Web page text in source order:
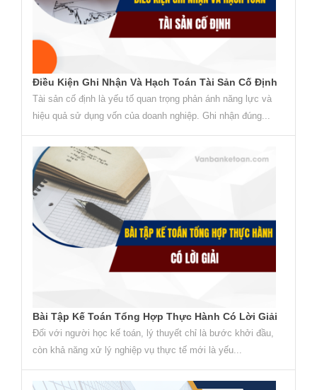
Điều Kiện Ghi Nhận Và Hạch Toán Tài Sản Cố Định
Tài sản cố định là yếu tố quan trọng phản ánh năng lực và
hiệu quả sử dụng vốn của doanh nghiệp. Ghi nhận đúng...
Bài Tập Kế Toán Tổng Hợp Thực Hành Có Lời Giải
Đối với người học kế toán, lý thuyết chỉ là bước khởi đầu,
còn khả năng xử lý nghiệp vụ thực tế mới là yếu...